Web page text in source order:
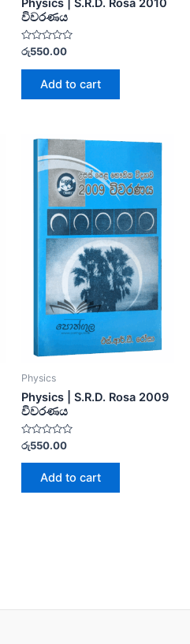
Physics | S.R.D. Rosa 2010
විවරණය
Rated
out
රු550.00
Add to cart
Physics
Physics | S.R.D. Rosa 2009
විවරණය
Rated
0
out
රු550.00
Add to cart